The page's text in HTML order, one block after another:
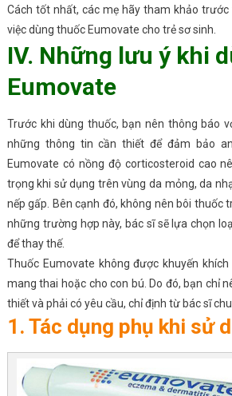
Cách tốt nhất, các mẹ hãy tham khảo trước
việc dùng thuốc Eumovate cho trẻ sơ sinh.
IV. Những lưu ý khi
Eumovate
Trước khi dùng thuốc, bạn nên thông báo
những thông tin cần thiết để đảm bảo
Eumovate có nồng độ corticosteroid cao
trọng khi sử dụng trên vùng da mỏng, da
nếp gấp. Bên cạnh đó, không nên bôi thuốc
những trường hợp này, bác sĩ sẽ lựa chọn
để thay thế.
Thuốc Eumovate không được khuyến
mang thai hoặc cho con bú. Do đó, bạn chỉ
thiết và phải có yêu cầu, chỉ định từ bác sĩ
1. Tác dụng phụ khi sử